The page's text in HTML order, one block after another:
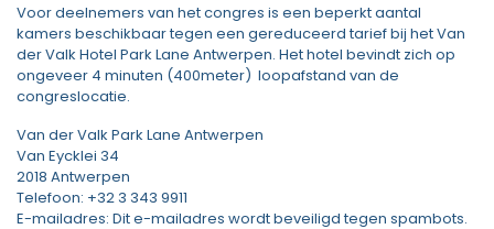
Voor deelnemers van het congres is een beperkt aantal
kamers beschikbaar tegen een gereduceerd tarief bij het Van
der Valk Hotel Park Lane Antwerpen. Het hotel bevindt zich op
ongeveer 4 minuten (400meter) loopafstand van de
congreslocatie.
Van der Valk Park Lane Antwerpen
Van Eycklei 34
2018 Antwerpen
Telefoon: +32 3 343 9911
E-mailadres: Dit e-mailadres wordt beveiligd tegen spambots.